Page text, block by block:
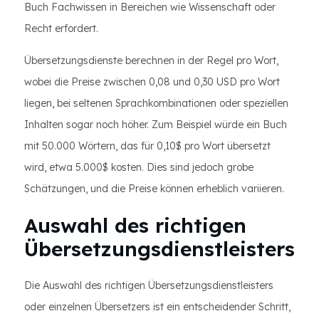
Buch Fachwissen in Bereichen wie Wissenschaft oder
Recht erfordert.
Übersetzungsdienste berechnen in der Regel pro Wort,
wobei die Preise zwischen 0,08 und 0,30 USD pro Wort
liegen, bei seltenen Sprachkombinationen oder speziellen
Inhalten sogar noch höher. Zum Beispiel würde ein Buch
mit 50.000 Wörtern, das für 0,10$ pro Wort übersetzt
wird, etwa 5.000$ kosten. Dies sind jedoch grobe
Schätzungen, und die Preise können erheblich variieren.
Auswahl des richtigen
Übersetzungsdienstleisters
Die Auswahl des richtigen Übersetzungsdienstleisters
oder einzelnen Übersetzers ist ein entscheidender Schritt,